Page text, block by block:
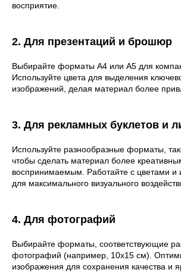
восприятие.
2. Для презентаций и брошюр
Выбирайте форматы A4 или A5 для
Используйте цвета для выделения
изображений, делая материал более
3. Для рекламных буклетов и
Используйте разнообразные форматы,
чтобы сделать материал более
воспринимаемым. Работайте с цветами и
для максимального визуального
4. Для фотографий
Выбирайте форматы, соответствующие
фотографий (например, 10x15 см).
изображения для сохранения качества и